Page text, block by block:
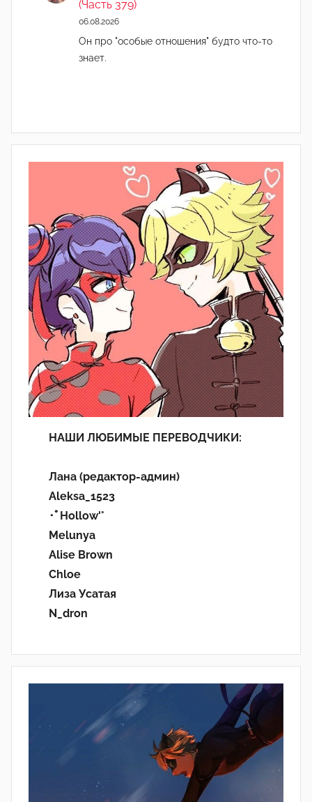
(Часть 379)
06.08.2026
Он про "особые отношения" будто что-то
знает.
НАШИ ЛЮБИМЫЕ ПЕРЕВОДЧИКИ:
Лана (редактор-админ)
Aleksa_1523
･ﾟHollow'°
Melunya
Alise Brown
Chloe
Лиза Усатая
N_dron